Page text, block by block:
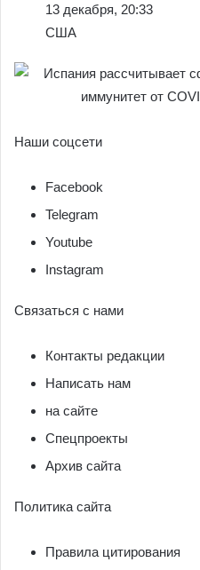
13 декабря, 20:33
США
Наши соцсети
Facebook
Telegram
Youtube
Instagram
Связаться с нами
Контакты редакции
Написать нам
на сайте
Спецпроекты
Архив сайта
Политика сайта
Правила цитирования